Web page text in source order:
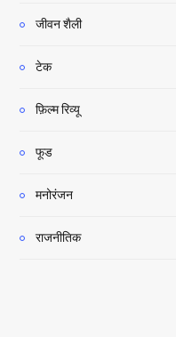
जीवन शैली
टेक
फ़िल्म रिव्यू
फूड
मनोरंजन
राजनीतिक